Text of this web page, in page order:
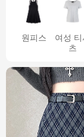
원피스
여성 티
츠